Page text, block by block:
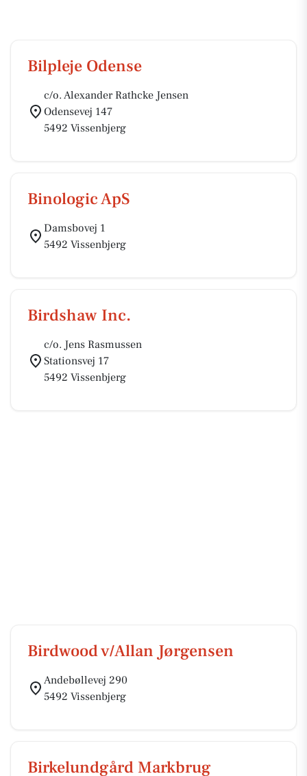
Bilpleje Odense
c/o. Alexander Rathcke Jensen
Odensevej 147
5492 Vissenbjerg
Binologic ApS
Damsbovej 1
5492 Vissenbjerg
Birdshaw Inc.
c/o. Jens Rasmussen
Stationsvej 17
5492 Vissenbjerg
Birdwood v/Allan Jørgensen
Andebøllevej 290
5492 Vissenbjerg
Birkelundgård Markbrug